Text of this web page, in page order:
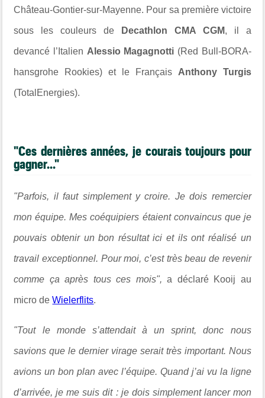
Château-Gontier-sur-Mayenne. Pour sa première victoire
sous les couleurs de Decathlon CMA CGM, il a
devancé l’Italien Alessio Magagnotti (Red Bull-BORA-
hansgrohe Rookies) et le Français Anthony Turgis
(TotalEnergies).
"Ces dernières années, je courais toujours pour
gagner..."
"Parfois, il faut simplement y croire. Je dois remercier
mon équipe. Mes coéquipiers étaient convaincus que je
pouvais obtenir un bon résultat ici et ils ont réalisé un
travail exceptionnel. Pour moi, c’est très beau de revenir
comme ça après tous ces mois", a déclaré Kooij au
micro deWielerflits.
"Tout le monde s’attendait à un sprint, donc nous
savions que le dernier virage serait très important. Nous
avions un bon plan avec l’équipe. Quand j’ai vu la ligne
d’arrivée, je me suis dit : je dois simplement lancer mon